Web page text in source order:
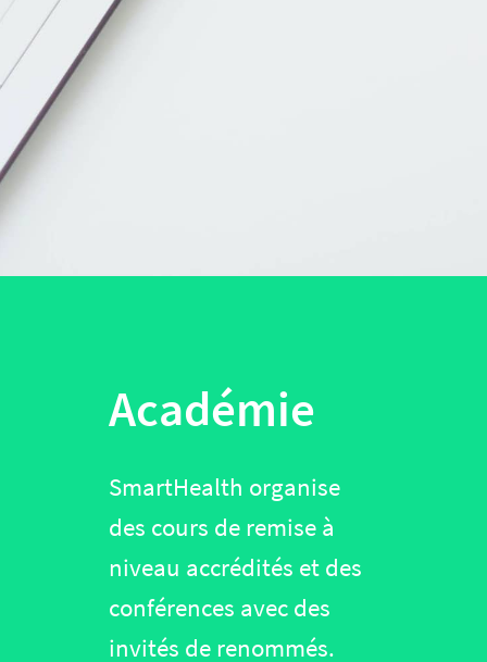
Académie
SmartHealth organise
des cours de remise à
niveau accrédités et des
conférences avec des
invités de renommés.